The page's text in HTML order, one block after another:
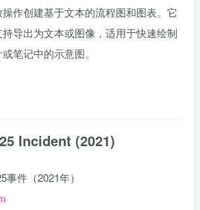
作创建基于文本的流程图和图表。它
导出为文本或图像，适用于快速绘制
笔记中的示意图。
Incident (2021)
事件（2021年）